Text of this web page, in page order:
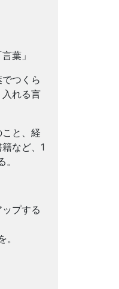
葉」
つくら
れる言
と、経
など、1
プする